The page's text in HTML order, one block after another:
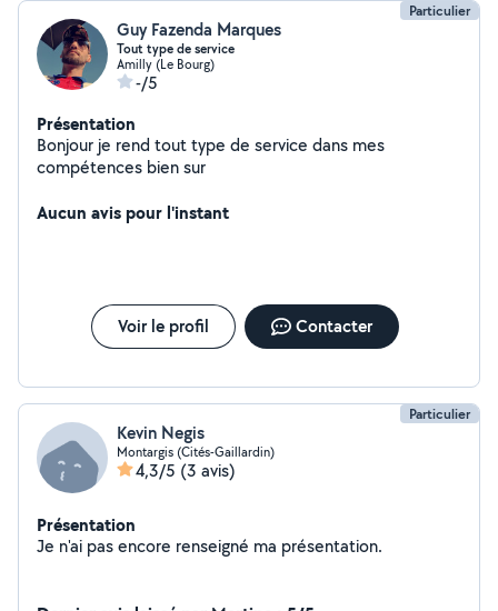
Particulier
Guy Fazenda Marques
Tout type de service
Amilly (Le Bourg)
-/5
Présentation
Bonjour je rend tout type de service dans mes
compétences bien sur
Aucun avis pour l'instant
Voir le profil Contacter
Particulier
Kevin Negis
Montargis (Cités-Gaillardin)
4,3/5 (3 avis)
Présentation
Je n'ai pas encore renseigné ma présentation.